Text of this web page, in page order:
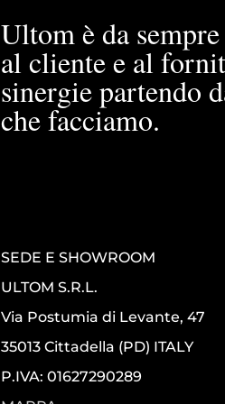
Ultom è da
al cliente e al
sinergie partendo
che facciamo.
SEDE E SHOWROOM
ULTOM S.R.L.
Via Postumia di Levante, 47
35013 Cittadella (PD) ITALY
P.IVA: 01627290289